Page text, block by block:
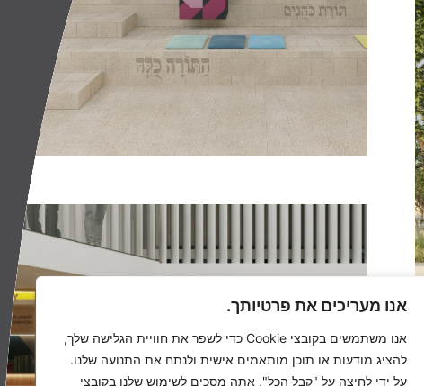
אנו מעריכים את פרטיותך.
אנו משתמשים בקובצי Cookie כדי לשפר את חוויית הגלישה שלך,
להציג מודעות או תוכן מותאמים אישית ולנתח את התנועה שלנו.
על ידי לחיצה על "קבל הכל", אתה מסכים לשימוש שלנו בקובצי